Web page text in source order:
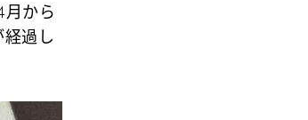
から
過し